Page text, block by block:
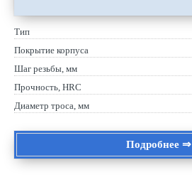
Тип
Покрытие корпуса
Шаг резьбы, мм
Прочность, HRC
Диаметр троса, мм
Подробнее ⇒